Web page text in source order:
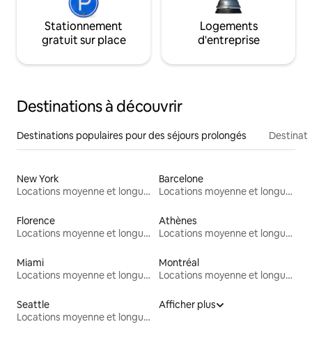
Stationnement
gratuit sur place
Logements
d'entreprise
Destinations à découvrir
Destinations populaires pour des séjours prolongés
New York
Locations moyenne et longue durée
Barcelone
Locations moyenne et longue durée
Florence
Locations moyenne et longue durée
Athènes
Locations moyenne et longue durée
Miami
Locations moyenne et longue durée
Montréal
Locations moyenne et longue durée
Seattle
Locations moyenne et longue durée
Afficher plus